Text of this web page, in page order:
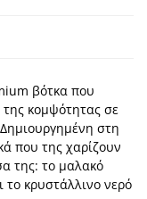
βότκα που
της κομψότητας σε
στη
που της χαρίζουν
της: το μαλακό
το κρυστάλλινο νερό